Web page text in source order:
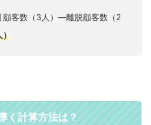
顧客数（3人）―離脱顧客数（2
）
く計算方法は？